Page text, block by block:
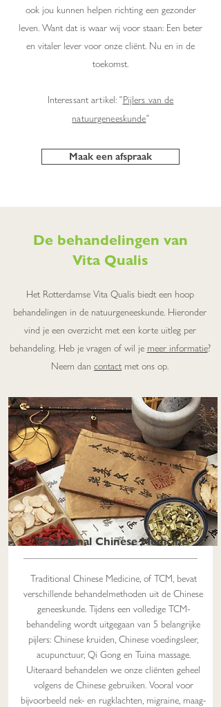
ook jou kunnen helpen richting een gezonder
leven. Want dat is waar wij voor staan: Een beter
en vitaler lever voor onze cliënt. Nu en in de
toekomst.
Interessant artikel: "Pijlers van de
natuurgeneeskunde"
Maak een afspraak
De behandelingen van
Vita Qualis
Het Rotterdamse Vita Qualis biedt een hoop
behandelingen in de natuurgeneeskunde. Hieronder
vind je een overzicht met een korte uitleg per
behandeling. Heb je vragen of wil je meer informatie?
Neem dan contact met ons op.
Traditional Chinese Medicine
Traditional Chinese Medicine, of TCM, bevat
verschillende behandelmethoden uit de Chinese
geneeskunde. Tijdens een volledige TCM-
behandeling wordt uitgegaan van 5 belangrijke
pijlers: Chinese kruiden, Chinese voedingsleer,
acupunctuur, Qi Gong en Tuina massage.
Uiteraard behandelen we onze cliënten geheel
volgens de Chinese gebruiken. Vooral voor
bijvoorbeeld nek- en rugklachten, migraine, maag-